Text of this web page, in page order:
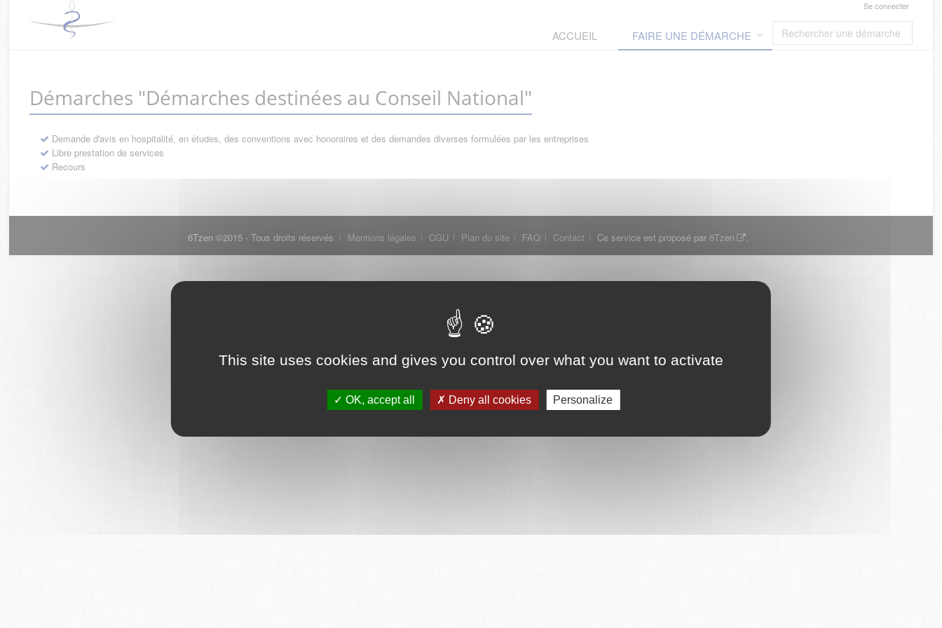
This site uses cookies and gives you control over what you want to activate
OK, accept all Deny all cookies Personalize
Se connecter
ACCUEIL FAIRE UNE DÉMARCHE
Démarches "Démarches destinées au Conseil National"
Demande d'avis en hospitalité, en études, des conventions avec honoraires et des demandes diverses formulées par les entreprises
Libre prestation de services
Recours
6Tzen ©2015 - Tous droits réservés Mentions légales CGU Plan du site FAQ Contact Ce service est proposé par 6Tzen .